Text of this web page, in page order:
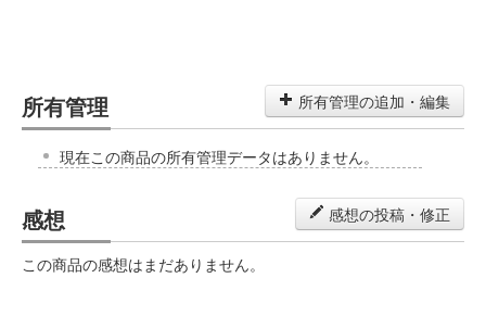
所有管理 所有管理の追加・編集
現在この商品の所有管理データはありません。
感想 感想の投稿・修正
この商品の感想はまだありません。